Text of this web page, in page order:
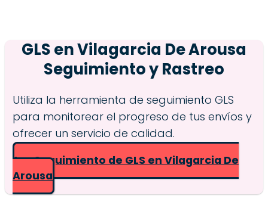
GLS enVilagarcia De Arousa
Seguimiento y Rastreo
Utiliza la herramienta de seguimiento GLS
para monitorear el progreso de tus envíos y
ofrecer un servicio de calidad.
Ir a Seguimiento de GLS en Vilagarcia De
Arousa